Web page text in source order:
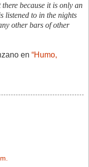
because it is only an
listened to in the nights
other bars of other
en “Humo,